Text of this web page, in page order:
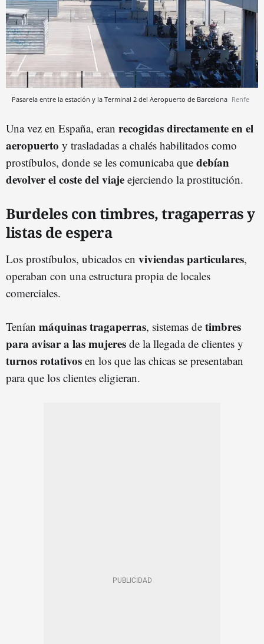
Pasarela entre la estación y la Terminal 2 del Aeropuerto de Barcelona Renfe
Una vez en España, eran recogidas directamente en el
aeropuerto y trasladadas a chalés habilitados como
prostíbulos, donde se les comunicaba que debían
devolver el coste del viaje ejerciendo la prostitución.
Burdeles con timbres, tragaperras y
listas de espera
Los prostíbulos, ubicados en viviendas particulares,
operaban con una estructura propia de locales
comerciales.
Tenían máquinas tragaperras, sistemas de timbres
para avisar a las mujeres de la llegada de clientes y
turnos rotativos en los que las chicas se presentaban
para que los clientes eligieran.